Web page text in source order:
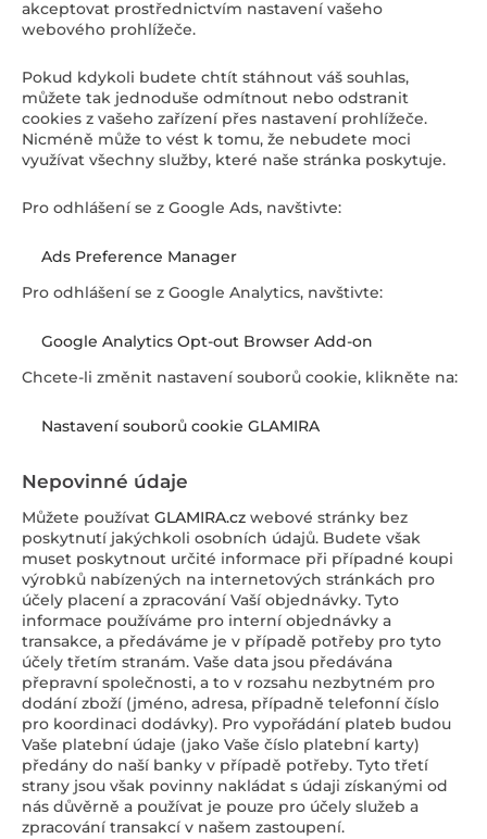
akceptovat prostřednictvím nastavení vašeho
webového prohlížeče.
Pokud kdykoli budete chtít stáhnout váš souhlas,
můžete tak jednoduše odmítnout nebo odstranit
cookies z vašeho zařízení přes nastavení prohlížeče.
Nicméně může to vést k tomu, že nebudete moci
využívat všechny služby, které naše stránka poskytuje.
Pro odhlášení se z Google Ads, navštivte:
Ads Preference Manager
Pro odhlášení se z Google Analytics, navštivte:
Google Analytics Opt-out Browser Add-on
Chcete-li změnit nastavení souborů cookie, klikněte na:
Nastavení souborů cookie GLAMIRA
Nepovinné údaje
Můžete používat GLAMIRA.cz webové stránky bez
poskytnutí jakýchkoli osobních údajů. Budete však
muset poskytnout určité informace při případné koupi
výrobků nabízených na internetových stránkách pro
účely placení a zpracování Vaší objednávky. Tyto
informace používáme pro interní objednávky a
transakce, a předáváme je v případě potřeby pro tyto
účely třetím stranám. Vaše data jsou předávána
přepravní společnosti, a to v rozsahu nezbytném pro
dodání zboží (jméno, adresa, případně telefonní číslo
pro koordinaci dodávky). Pro vypořádání plateb budou
Vaše platební údaje (jako Vaše číslo platební karty)
předány do naší banky v případě potřeby. Tyto třetí
strany jsou však povinny nakládat s údaji získanými od
nás důvěrně a používat je pouze pro účely služeb a
zpracování transakcí v našem zastoupení.